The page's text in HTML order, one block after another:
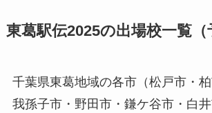
東葛駅伝2025の出場校一覧（
千葉県東葛地域の各市（松戸市・柏
我孫子市・野田市・鎌ケ谷市・白